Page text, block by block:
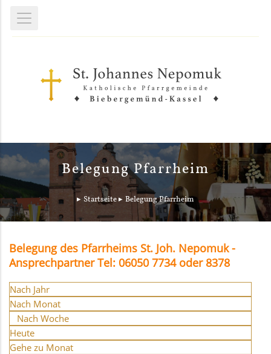
Belegung Pfarrheim
Startseite Belegung Pfarrheim
Belegung des Pfarrheims St. Joh. Nepomuk -
Ansprechpartner Tel: 06050 7734 oder 8378
Nach Jahr
Nach Monat
Nach Woche
Heute
Gehe zu Monat